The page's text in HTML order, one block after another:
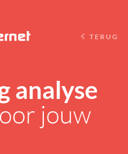
TERUG
analyse
jouw